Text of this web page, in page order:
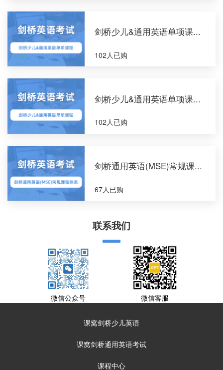
剑桥少儿&通用英语单项课...
102人已购
剑桥少儿&通用英语单项课...
102人已购
剑桥通用英语(MSE)常规课...
67人已购
联系我们
微信公众号 微信客服
课窝剑桥少儿英语
课窝剑桥通用英语考试
课程中心